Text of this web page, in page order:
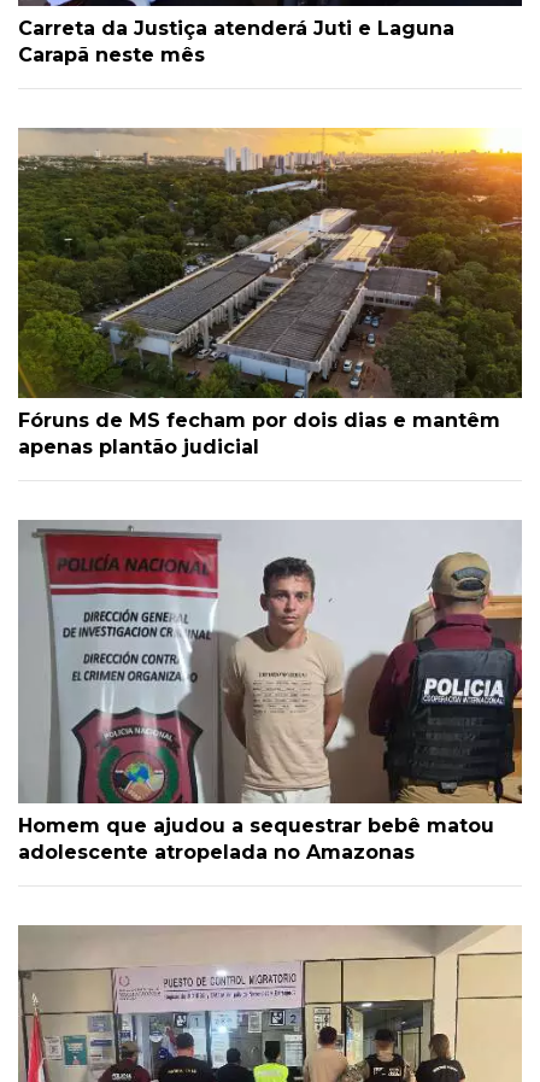
Carreta da Justiça atenderá Juti e Laguna
Carapã neste mês
Fóruns de MS fecham por dois dias e mantêm
apenas plantão judicial
Homem que ajudou a sequestrar bebê matou
adolescente atropelada no Amazonas